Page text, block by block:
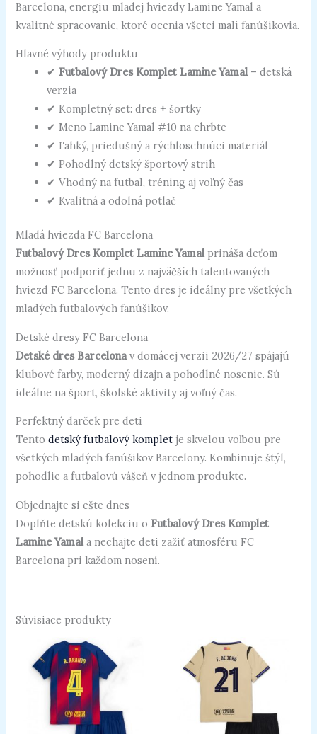
Barcelona, energiu mladej hviezdy Lamine Yamal a
kvalitné spracovanie, ktoré ocenia všetci malí fanúšikovia.
Hlavné výhody produktu
✔ Futbalový Dres Komplet Lamine Yamal – detská
verzia
✔ Kompletný set: dres + šortky
✔ Meno Lamine Yamal #10 na chrbte
✔ Ľahký, priedušný a rýchloschnúci materiál
✔ Pohodlný detský športový strih
✔ Vhodný na futbal, tréning aj voľný čas
✔ Kvalitná a odolná potlač
Mladá hviezda FC Barcelona
Futbalový Dres Komplet Lamine Yamal prináša deťom
možnosť podporiť jednu z najväčších talentovaných
hviezd FC Barcelona. Tento dres je ideálny pre všetkých
mladých futbalových fanúšikov.
Detské dresy FC Barcelona
Detské dres Barcelonav domácej verzii 2026/27 spájajú
klubové farby, moderný dizajn a pohodlné nosenie. Sú
ideálne na šport, školské aktivity aj voľný čas.
Perfektný darček pre deti
Tentodetský futbalový komplet je skvelou voľbou pre
všetkých mladých fanúšikov Barcelony. Kombinuje štýl,
pohodlie a futbalovú vášeň v jednom produkte.
Objednajte si ešte dnes
Doplňte detskú kolekciu o Futbalový Dres Komplet
Lamine Yamal a nechajte deti zažiť atmosféru FC
Barcelona pri každom nosení.
Súvisiace produkty